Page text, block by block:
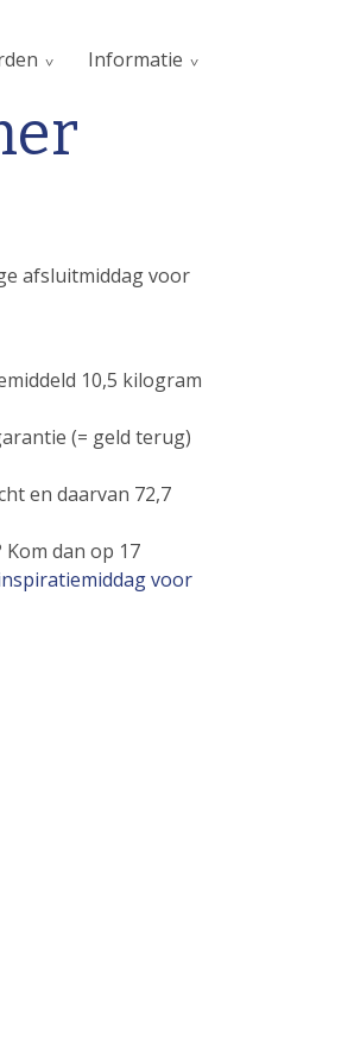
Informatie
afsluitmiddag voor
10,5 kilogram
(= geld terug)
en daarvan 72,7
dan op 17
voor